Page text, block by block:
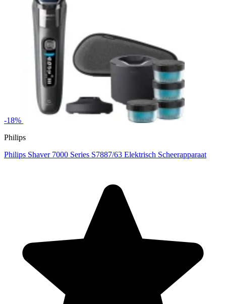
-18%
Philips
Philips Shaver 7000 Series S7887/63 Elektrisch Scheerapparaat